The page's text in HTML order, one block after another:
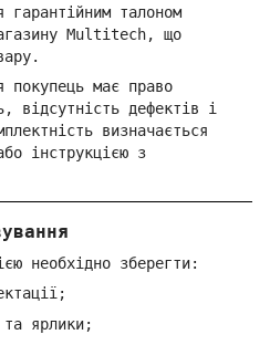
гарантійним талоном
Multitech, що
покупець має право
відсутність дефектів і
визначається
інструкцією з
необхідно зберегти:
та ярлики;